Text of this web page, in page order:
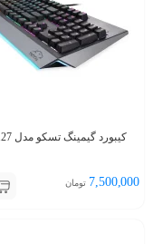
کیبورد گیمینگ تسکو مدل GK 8127
7,500,000 تومان